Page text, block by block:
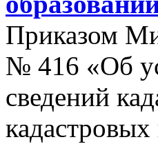
Приказом
№ 416 «Об
сведений